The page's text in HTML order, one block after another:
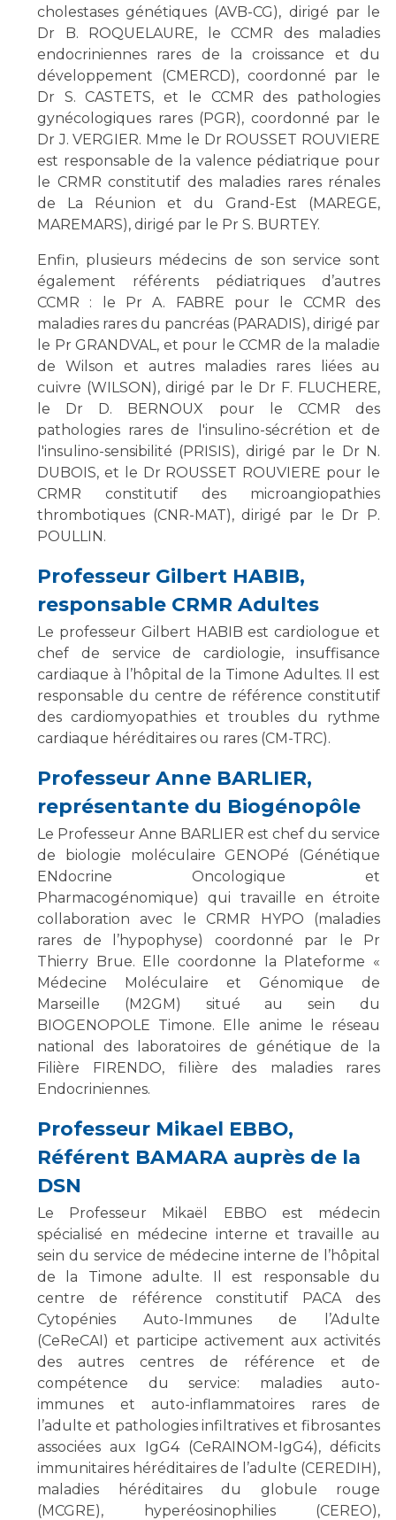
cholestases génétiques (AVB-CG), dirigé par le
Dr B. ROQUELAURE, le CCMR des maladies
endocriniennes rares de la croissance et du
développement (CMERCD), coordonné par le
Dr S. CASTETS, et le CCMR des pathologies
gynécologiques rares (PGR), coordonné par le
Dr J. VERGIER. Mme le Dr ROUSSET ROUVIERE
est responsable de la valence pédiatrique pour
le CRMR constitutif des maladies rares rénales
de La Réunion et du Grand-Est (MAREGE,
MAREMARS), dirigé par le Pr S. BURTEY.
Enfin, plusieurs médecins de son service sont
également référents pédiatriques d’autres
CCMR : le Pr A. FABRE pour le CCMR des
maladies rares du pancréas (PARADIS), dirigé par
le Pr GRANDVAL, et pour le CCMR de la maladie
de Wilson et autres maladies rares liées au
cuivre (WILSON), dirigé par le Dr F. FLUCHERE,
le Dr D. BERNOUX pour le CCMR des
pathologies rares de l'insulino-sécrétion et de
l'insulino-sensibilité (PRISIS), dirigé par le Dr N.
DUBOIS, et le Dr ROUSSET ROUVIERE pour le
CRMR constitutif des microangiopathies
thrombotiques (CNR-MAT), dirigé par le Dr P.
POULLIN.
Professeur Gilbert HABIB,
responsable CRMR Adultes
Le professeur Gilbert HABIB est cardiologue et
chef de service de cardiologie, insuffisance
cardiaque à l’hôpital de la Timone Adultes. Il est
responsable du centre de référence constitutif
des cardiomyopathies et troubles du rythme
cardiaque héréditaires ou rares (CM-TRC).
Professeur Anne BARLIER,
représentante du Biogénopôle
Le Professeur Anne BARLIER est chef du service
de biologie moléculaire GENOPé (Génétique
ENdocrine Oncologique et
Pharmacogénomique) qui travaille en étroite
collaboration avec le CRMR HYPO (maladies
rares de l’hypophyse) coordonné par le Pr
Thierry Brue. Elle coordonne la Plateforme «
Médecine Moléculaire et Génomique de
Marseille (M2GM) situé au sein du
BIOGENOPOLE Timone. Elle anime le réseau
national des laboratoires de génétique de la
Filière FIRENDO, filière des maladies rares
Endocriniennes.
Professeur Mikael EBBO,
Référent BAMARA auprès de la
DSN
Le Professeur Mikaël EBBO est médecin
spécialisé en médecine interne et travaille au
sein du service de médecine interne de l’hôpital
de la Timone adulte. Il est responsable du
centre de référence constitutif PACA des
Cytopénies Auto-Immunes de l’Adulte
(CeReCAI) et participe activement aux activités
des autres centres de référence et de
compétence du service: maladies auto-
immunes et auto-inflammatoires rares de
l’adulte et pathologies infiltratives et fibrosantes
associées aux IgG4 (CeRAINOM-IgG4), déficits
immunitaires héréditaires de l’adulte (CEREDIH),
maladies héréditaires du globule rouge
(MCGRE), hyperéosinophilies (CEREO),